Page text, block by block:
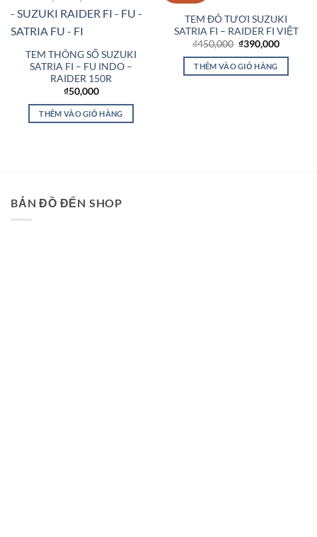
TEM THÔNG SỐ SUZUKI
SATRIA FI – FU INDO –
RAIDER 150R
₫50,000
THÊM VÀO GIỎ HÀNG
TEM ĐỎ TƯƠI SUZUKI
SATRIA FI – RAIDER FI VIỆT
₫450,000 Giá
là:
₫450,000.
₫390,000Giá
tại
THÊM VÀO GIỎ HÀNG
BẢN ĐỒ ĐẾN SHOP